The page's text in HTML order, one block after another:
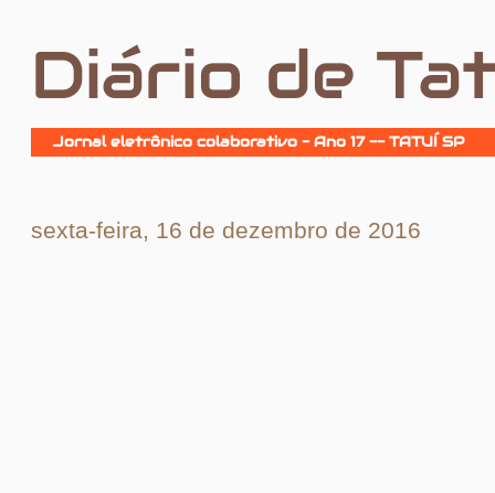
Diário de
Jornal eletrônico colaborativo - Ano 17 -- TATUÍ SP
sexta-feira, 16 de dezembro de 2016